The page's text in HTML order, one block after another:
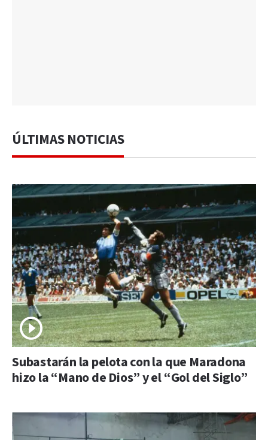
ÚLTIMAS NOTICIAS
Subastarán la pelota con la que Maradona
hizo la “Mano de Dios” y el “Gol del Siglo”